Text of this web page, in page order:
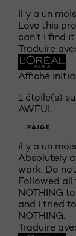
il y a un mois
Love this
can’t I find
Traduire
Affiché
1 étoile(s)
AWFUL.
PAIGE
il y a un mois
Absolutely
work. Do
Followed
NOTHING
and i tried
NOTHING.
Traduire